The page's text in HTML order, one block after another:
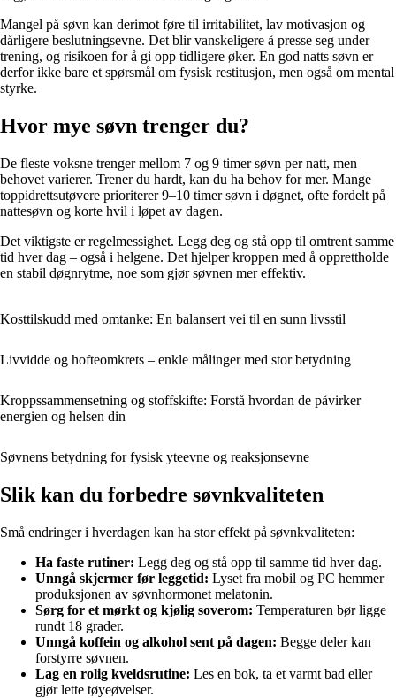
Mangel på søvn kan derimot føre til irritabilitet, lav motivasjon og
dårligere beslutningsevne. Det blir vanskeligere å presse seg under
trening, og risikoen for å gi opp tidligere øker. En god natts søvn er
derfor ikke bare et spørsmål om fysisk restitusjon, men også om mental
styrke.
Hvor mye søvn trenger du?
De fleste voksne trenger mellom 7 og 9 timer søvn per natt, men
behovet varierer. Trener du hardt, kan du ha behov for mer. Mange
toppidrettsutøvere prioriterer 9–10 timer søvn i døgnet, ofte fordelt på
nattesøvn og korte hvil i løpet av dagen.
Det viktigste er regelmessighet. Legg deg og stå opp til omtrent samme
tid hver dag – også i helgene. Det hjelper kroppen med å opprettholde
en stabil døgnrytme, noe som gjør søvnen mer effektiv.
Kosttilskudd med omtanke: En balansert vei til en sunn livsstil
Livvidde og hofteomkrets – enkle målinger med stor betydning
Kroppssammensetning og stoffskifte: Forstå hvordan de påvirker
energien og helsen din
Søvnens betydning for fysisk yteevne og reaksjonsevne
Slik kan du forbedre søvnkvaliteten
Små endringer i hverdagen kan ha stor effekt på søvnkvaliteten:
Ha faste rutiner: Legg deg og stå opp til samme tid hver dag.
Unngå skjermer før leggetid: Lyset fra mobil og PC hemmer
produksjonen av søvnhormonet melatonin.
Sørg for et mørkt og kjølig soverom: Temperaturen bør ligge
rundt 18 grader.
Unngå koffein og alkohol sent på dagen: Begge deler kan
forstyrre søvnen.
Lag en rolig kveldsrutine: Les en bok, ta et varmt bad eller
gjør lette tøyeøvelser.